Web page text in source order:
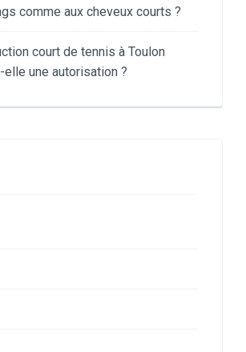
comme aux cheveux courts ?
court de tennis à Toulon
une autorisation ?